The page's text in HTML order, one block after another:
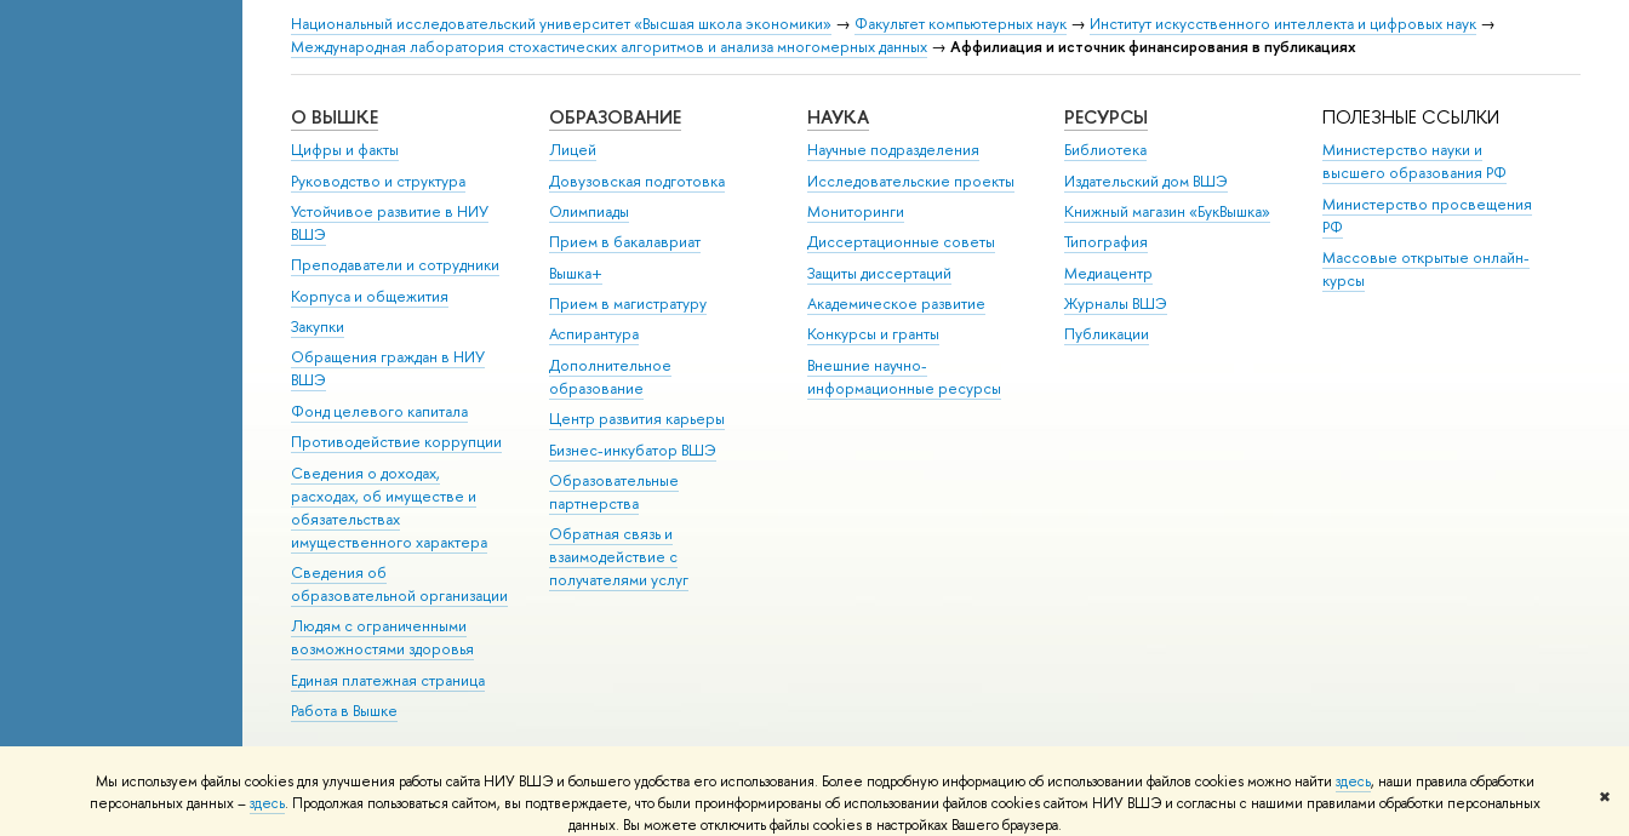
Мы используем файлы cookies для улучшения работы сайта НИУ ВШЭ и большего удобства его использования. Более подробную информацию об использовании файлов cookies можно найти здесь, наши правила обработки
персональных данных –здесь. Продолжая пользоваться сайтом, вы подтверждаете, что были проинформированы об использовании файлов cookies сайтом НИУ ВШЭ и согласны с нашими правилами обработки персональных
данных. Вы можете отключить файлы cookies в настройках Вашего браузера.
✖
Национальный исследовательский университет «Высшая школа экономики» → Факультет компьютерных наук → Институт искусственного интеллекта и цифровых наук →
Международная лаборатория стохастических алгоритмов и анализа многомерных данных → Аффилиация и источник финансирования в публикациях
О ВЫШКЕ
Цифры и факты
Руководство и структура
Устойчивое развитие в НИУ
ВШЭ
Преподаватели и сотрудники
Корпуса и общежития
Закупки
Обращения граждан в НИУ
ВШЭ
Фонд целевого капитала
Противодействие коррупции
Сведения о доходах,
расходах, об имуществе и
обязательствах
имущественного характера
Сведения об
образовательной организации
Людям с ограниченными
возможностями здоровья
Единая платежная страница
Работа в Вышке
ОБРАЗОВАНИЕ
Лицей
Довузовская подготовка
Олимпиады
Прием в бакалавриат
Вышка+
Прием в магистратуру
Аспирантура
Дополнительное
образование
Центр развития карьеры
Бизнес-инкубатор ВШЭ
Образовательные
партнерства
Обратная связь и
взаимодействие с
получателями услуг
НАУКА
Научные подразделения
Исследовательские проекты
Мониторинги
Диссертационные советы
Защиты диссертаций
Академическое развитие
Конкурсы и гранты
Внешние научно-
информационные ресурсы
РЕСУРСЫ
Библиотека
Издательский дом ВШЭ
Книжный магазин «БукВышка»
Типография
Медиацентр
Журналы ВШЭ
Публикации
ПОЛЕЗНЫЕ ССЫЛКИ
Министерство науки и
высшего образования РФ
Министерство просвещения
РФ
Массовые открытые онлайн-
курсы
Редактору
© НИУ ВШЭ 1993–2026 Адреса и контакты Условия использования материалов Политика конфиденциальности Карта сайта
Шрифты HSE Sans и HSE Slab разработаны вШколе дизайна НИУ ВШЭ